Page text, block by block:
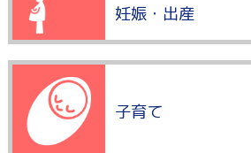
妊娠・出産
子育て